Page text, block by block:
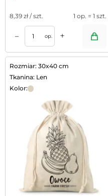
8,39 zł / szt. 1 op. = 1 szt.
– op. +
Rozmiar: 30x40 cm
Tkanina: Len
Kolor: